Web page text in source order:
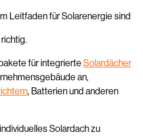
Leitfaden für Solarenergie sind
für integrierte Solardächer
an,
, Batterien und anderen
Solardach zu